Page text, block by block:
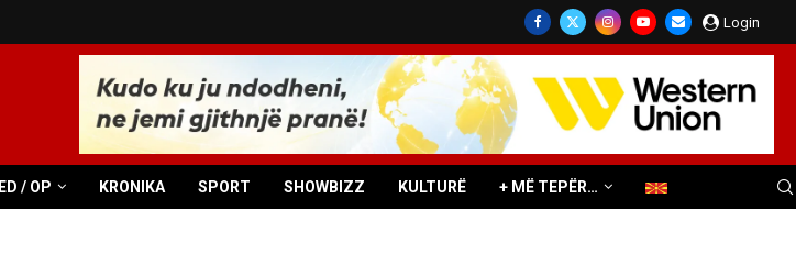
Login
ED / OP KRONIKA SPORT SHOWBIZZ KULTURË + MË TEPËR…